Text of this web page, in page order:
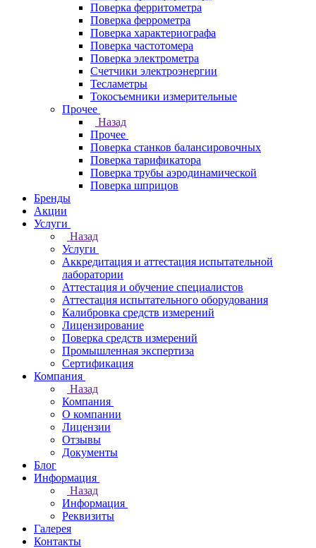
Поверка ферритометра
Поверка феррометра
Поверка характериографа
Поверка частотомера
Поверка электрометра
Счетчики электроэнергии
Тесламетры
Токосъемники измерительные
Прочее
Назад
Прочее
Поверка станков балансировочных
Поверка тарификатора
Поверка трубы аэродинамической
Поверка шприцов
Бренды
Акции
Услуги
Назад
Услуги
Аккредитация и аттестация испытательной
лаборатории
Аттестация и обучение специалистов
Аттестация испытательного оборудования
Калибровка средств измерений
Лицензирование
Поверка средств измерений
Промышленная экспертиза
Сертификация
Компания
Назад
Компания
О компании
Лицензии
Отзывы
Документы
Блог
Информация
Назад
Информация
Реквизиты
Галерея
Контакты